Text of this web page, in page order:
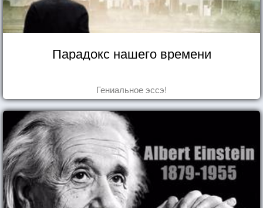
Парадокс нашего времени
Гениальное эссэ!